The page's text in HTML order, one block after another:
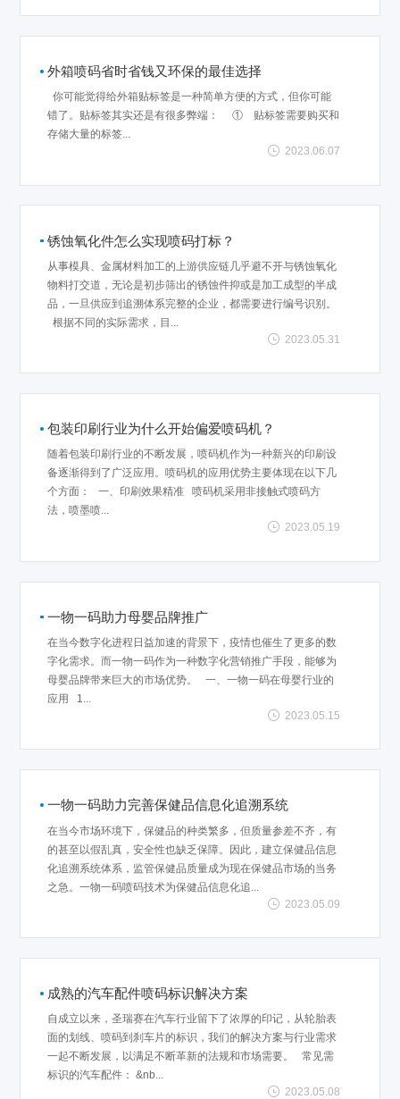
外箱喷码省时省钱又环保的最佳选择
你可能觉得给外箱贴标签是一种简单方便的方式，但你可能
错了。贴标签其实还是有很多弊端： ① 贴标签需要购买和
存储大量的标签...
2023.06.07
锈蚀氧化件怎么实现喷码打标？
从事模具、金属材料加工的上游供应链几乎避不开与锈蚀氧化
物料打交道，无论是初步筛出的锈蚀件抑或是加工成型的半成
品，一旦供应到追溯体系完整的企业，都需要进行编号识别。
根据不同的实际需求，目...
2023.05.31
包装印刷行业为什么开始偏爱喷码机？
随着包装印刷行业的不断发展，喷码机作为一种新兴的印刷设
备逐渐得到了广泛应用。喷码机的应用优势主要体现在以下几
个方面： 一、印刷效果精准 喷码机采用非接触式喷码方
法，喷墨喷...
2023.05.19
一物一码助力母婴品牌推广
在当今数字化进程日益加速的背景下，疫情也催生了更多的数
字化需求。而一物一码作为一种数字化营销推广手段，能够为
母婴品牌带来巨大的市场优势。 一、一物一码在母婴行业的
应用 1...
2023.05.15
一物一码助力完善保健品信息化追溯系统
在当今市场环境下，保健品的种类繁多，但质量参差不齐，有
的甚至以假乱真，安全性也缺乏保障。因此，建立保健品信息
化追溯系统体系，监管保健品质量成为现在保健品市场的当务
之急。一物一码喷码技术为保健品信息化追...
2023.05.09
成熟的汽车配件喷码标识解决方案
自成立以来，圣瑞赛在汽车行业留下了浓厚的印记，从轮胎表
面的划线、喷码到刹车片的标识，我们的解决方案与行业需求
一起不断发展，以满足不断革新的法规和市场需要。 常见需
标识的汽车配件： &nb...
2023.05.08